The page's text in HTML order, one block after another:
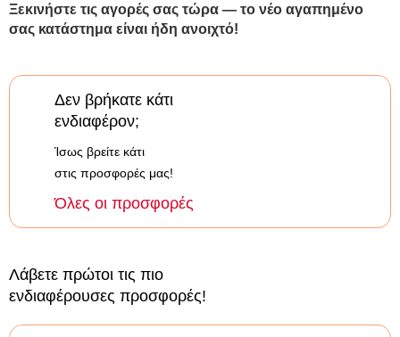
Ξεκινήστε τις αγορές σας τώρα — το νέο αγαπημένο
σας κατάστημα είναι ήδη ανοιχτό!
Δεν βρήκατε κάτι
ενδιαφέρον;
Ίσως βρείτε κάτι
στις προσφορές μας!
Όλες οι προσφορές
Λάβετε πρώτοι τις πιο
ενδιαφέρουσες προσφορές!